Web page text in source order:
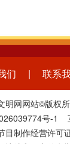
们 | 联系
明网网站©版权
号-1
目制作经营许可